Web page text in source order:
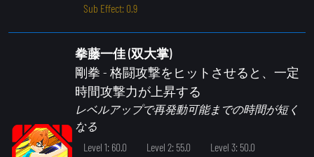
Sub Effect: 0.9
拳藤一佳 (双大掌)
剛拳 - 格闘攻撃をヒットさせると、一定
時間攻撃力が上昇する
レベルアップで再発動可能までの時間が短く
なる
Level 1: 60.0
Level 2: 55.0
Level 3: 50.0